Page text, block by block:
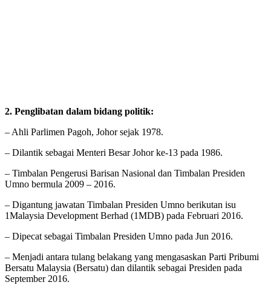
2. Penglibatan dalam bidang politik:
– Ahli Parlimen Pagoh, Johor sejak 1978.
– Dilantik sebagai Menteri Besar Johor ke-13 pada 1986.
– Timbalan Pengerusi Barisan Nasional dan Timbalan Presiden
Umno bermula 2009 – 2016.
– Digantung jawatan Timbalan Presiden Umno berikutan isu
1Malaysia Development Berhad (1MDB) pada Februari 2016.
– Dipecat sebagai Timbalan Presiden Umno pada Jun 2016.
– Menjadi antara tulang belakang yang mengasaskan Parti Pribumi
Bersatu Malaysia (Bersatu) dan dilantik sebagai Presiden pada
September 2016.